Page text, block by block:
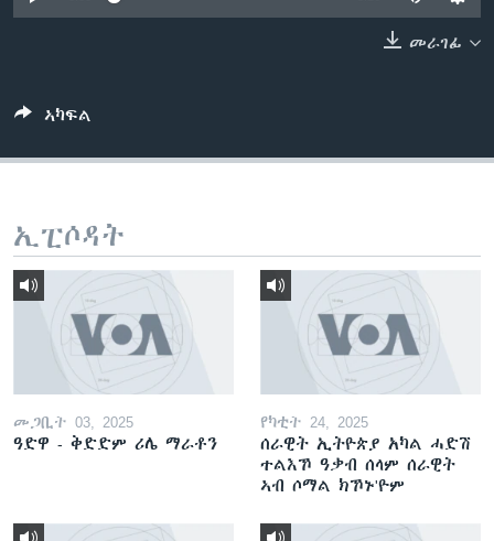
ቂሔ ጽልሚ
መራገፊ
ኣካፍል
ኢፒሶዳት
መጋቢት 03, 2025
ዓድዋ - ቅድድም ሪሌ ማራቶን
የካቲት 24, 2025
ሰራዊት ኢትዮጵያ አካል ሓድሽ
ተልእኾ ዓቃብ ሰላም ሰራዊት
ኣብ ሶማል ክኾኑ'ዮም